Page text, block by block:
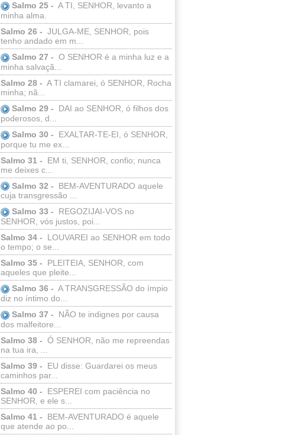
Salmo 25 - A TI, SENHOR, levanto a
minha alma.
Salmo 26 - JULGA-ME, SENHOR, pois
tenho andado em m...
Salmo 27 - O SENHOR é a minha luz e a
minha salvaçã...
Salmo 28 - A TI clamarei, ó SENHOR, Rocha
minha; nã...
Salmo 29 -
DAI ao SENHOR, ó filhos dos
poderosos, d...
Salmo 30 -
EXALTAR-TE-EI, ó SENHOR,
porque tu me ex...
Salmo 31 -
EM ti, SENHOR, confio; nunca
me deixes c...
Salmo 32 -
BEM-AVENTURADO aquele
cuja transgressão ...
Salmo 33 -
REGOZIJAI-VOS no
SENHOR, vós justos, poi...
Salmo 34 -
LOUVAREI ao SENHOR em todo
o tempo; o se...
Salmo 35 -
PLEITEIA, SENHOR, com
aqueles que pleite...
Salmo 36 - A TRANSGRESSÃO do ímpio
diz no íntimo do...
Salmo 37 -
NÃO te indignes por causa
dos malfeitore...
Salmo 38 - Ó SENHOR, não me repreendas
na tua ira, ...
Salmo 39 -
EU disse: Guardarei os meus
caminhos par...
Salmo 40 -
ESPEREI com paciência no
SENHOR, e ele s...
Salmo 41 -
BEM-AVENTURADO é aquele
que atende ao po...